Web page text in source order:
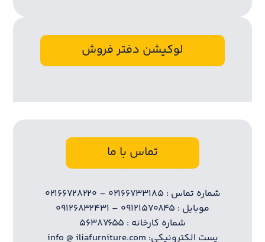
لوکیشن دفتر فروش
تماس با ما
شماره تماس : ۰۲۱۶۶۷۳۳۱۸۵ – ۰۲۱۶۶۷۲۸۲۲۰
موبایل : ۰۹۱۲۱۵۷۰۸۴۵ – ۰۹۱۲۶۸۳۲۴۳۱
شماره کارخانه : ۵۶۳۸۷۶۵۵
پست الکترونیکی: info @ iliafurniture.com